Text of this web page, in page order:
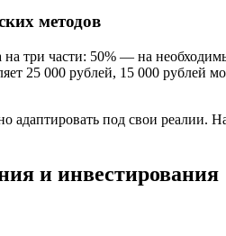
методов
на три части: 50% — на
25 000 рублей, 15 000 рублей
адаптировать под свои
и инвестирования